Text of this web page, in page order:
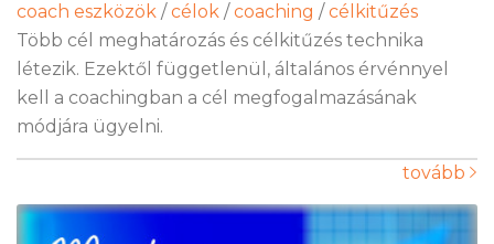
coach eszközök / célok / coaching / célkitűzés
Több cél meghatározás és célkitűzés technika
létezik. Ezektől függetlenül, általános érvénnyel
kell a coachingban a cél megfogalmazásának
módjára ügyelni.
tovább